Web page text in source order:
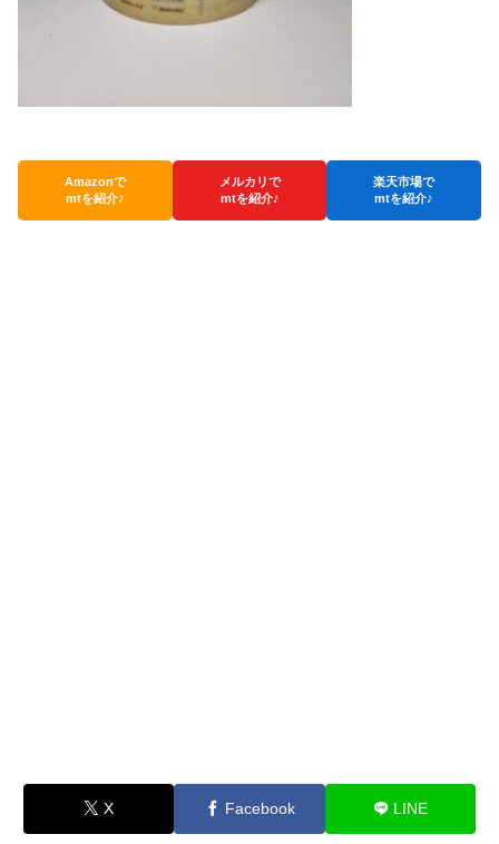
Amazonで
mtを紹介♪
メルカリで
mtを紹介♪
楽天市場で
mtを紹介♪
X Facebook LINE